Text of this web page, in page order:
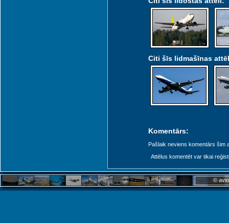
Citi šīs lidmašīnas
Komentārs:
Pašlaik neviens komentārs šim
Attēlus komentēt var tikai
©